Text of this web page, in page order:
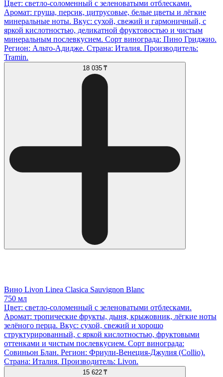
Цвет: светло-соломенный с зеленоватыми отблесками.
Аромат: груша, персик, цитрусовые, белые цветы и лёгкие
минеральные ноты. Вкус: сухой, свежий и гармоничный, с
яркой кислотностью, деликатной фруктовостью и чистым
минеральным послевкусием. Сорт винограда: Пино Гриджио.
Регион: Альто-Адидже. Страна: Италия. Производитель:
Tramin.
18 035 ₸
Вино Livon Linea Clasica Sauvignon Blanc
750 мл
Цвет: светло-соломенный с зеленоватыми отблесками.
Аромат: тропические фрукты, дыня, крыжовник, лёгкие ноты
зелёного перца. Вкус: сухой, свежий и хорошо
структурированный, с яркой кислотностью, фруктовыми
оттенками и чистым послевкусием. Сорт винограда:
Совиньон Блан. Регион: Фриули-Венеция-Джулия (Collio).
Страна: Италия. Производитель: Livon.
15 622 ₸